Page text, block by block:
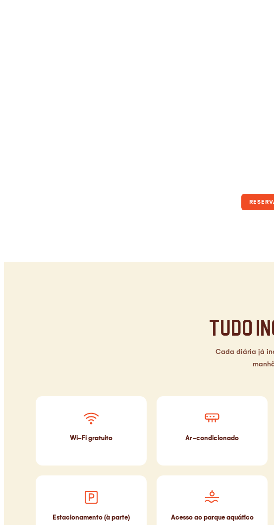
Tudo
Cada diária já
Wi-Fi gratuito Ar-condicionado
Estacionamento (à parte) Acesso ao parque aquático